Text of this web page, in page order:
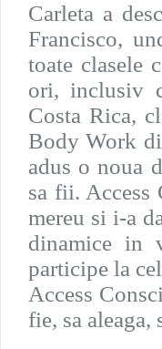
Carleta a
Francisco,
toate clasele
ori, inclusiv
Costa Rica,
Body Work
adus o noua
sa fii. Access
mereu si i-a
dinamice in
participe la
Access
fie, sa aleaga,